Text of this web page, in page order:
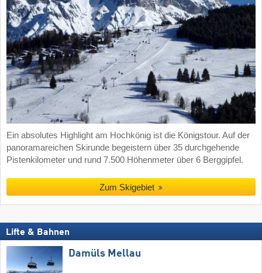
Ein absolutes Highlight am Hochkönig ist die Königstour. Auf der
panoramareichen Skirunde begeistern über 35 durchgehende
Pistenkilometer und rund 7.500 Höhenmeter über 6 Berggipfel.
Zum Skigebiet
Lifte & Bahnen
Damüls Mellau